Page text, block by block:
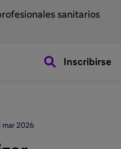
sanitarios
Inscribirse
mar 2026